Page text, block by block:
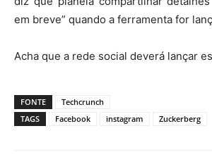
em breve” quando a ferramenta for
Acha que a rede social deverá lançar
FONTE
Techcrunch
TAGS
Facebook instagram Zuckerberg